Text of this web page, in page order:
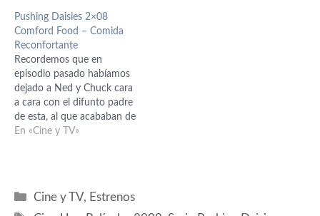
que ha aparecido
preguntando por el padre
de Ned. Ned en un
principio, pero el resto de
sus amigos…
Pushing Daisies 2×08
Comford Food – Comida
Reconfortante
Recordemos que en
episodio pasado habíamos
dejado a Ned y Chuck cara
a cara con el difunto padre
de esta, al que acababan de
desenterrar y estaban a
sus impulsos,…
En «Cine y TV»
Categorías
Cine y TV, Estrenos